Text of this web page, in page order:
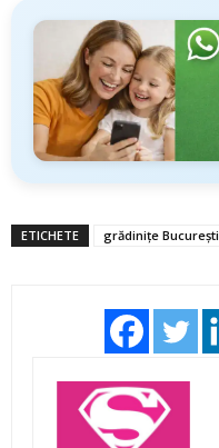
ETICHETE grădinițe București